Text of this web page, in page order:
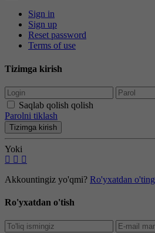
Sign in
Sign up
Reset password
Terms of use
Tizimga kirish
Saqlab qolish qolish
Parolni tiklash
Tizimga kirish
Yoki
Akkountingiz yo'qmi? Ro'yxatdan o'ting
Ro'yxatdan o'tish